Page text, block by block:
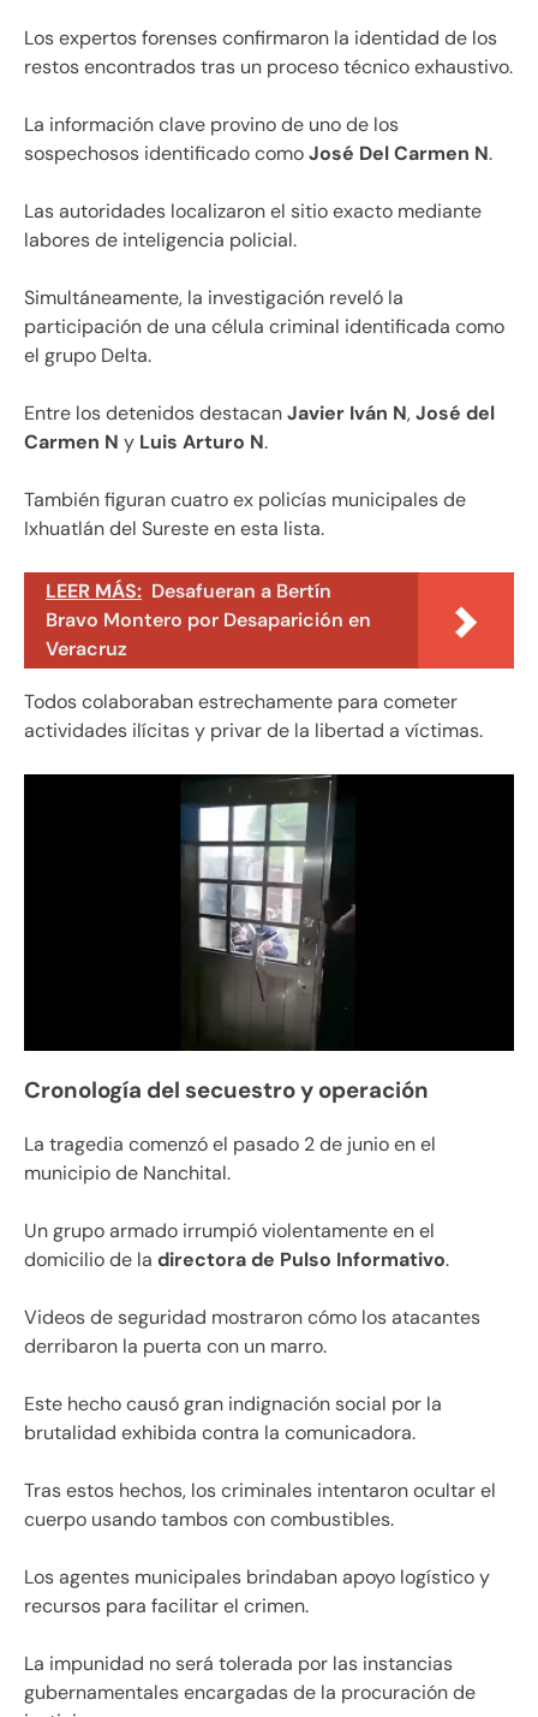
Los expertos forenses confirmaron la identidad de los
restos encontrados tras un proceso técnico exhaustivo.
La información clave provino de uno de los
sospechosos identificado comoJosé Del Carmen N.
Las autoridades localizaron el sitio exacto mediante
labores de inteligencia policial.
Simultáneamente, la investigación reveló la
participación de una célula criminal identificada como
el grupo Delta.
Entre los detenidos destacanJavier Iván N,José del
Carmen N y Luis Arturo N.
También figuran cuatro ex policías municipales de
Ixhuatlán del Sureste en esta lista.
LEER MÁS: Desafueran a Bertín
Bravo Montero por Desaparición en
Veracruz
Todos colaboraban estrechamente para cometer
actividades ilícitas y privar de la libertad a víctimas.
Cronología del secuestro y operación
La tragedia comenzó el pasado 2 de junio en el
municipio de Nanchital.
Un grupo armado irrumpió violentamente en el
domicilio de la directora de Pulso Informativo.
Videos de seguridad mostraron cómo los atacantes
derribaron la puerta con un marro.
Este hecho causó gran indignación social por la
brutalidad exhibida contra la comunicadora.
Tras estos hechos, los criminales intentaron ocultar el
cuerpo usando tambos con combustibles.
Los agentes municipales brindaban apoyo logístico y
recursos para facilitar el crimen.
La impunidad no será tolerada por las instancias
gubernamentales encargadas de la procuración de